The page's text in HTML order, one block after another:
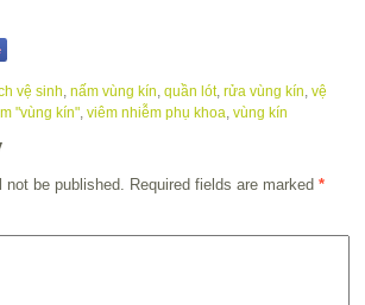
vệ sinh nấm vùng kín quần lót, rửa vùng kín vệ
"vùng kín" viêm nhiễm phụ khoa vùng kín
be published. Required fields are marked *